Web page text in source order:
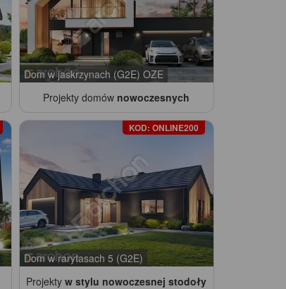
Dom w jaskrzynach (G2E) OZE
Projekty domów nowoczesnych
KOD: ONLINE200
Dom w rarytasach 5 (G2E)
Projektyw stylu nowoczesnej stodoły